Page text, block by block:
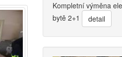
Kompletní výměna
bytě 2+1
detail